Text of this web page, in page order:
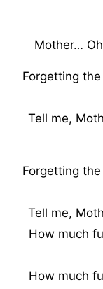
Mother…
Forgetting
Tell me,
Forgetting
Tell me,
How much
How much